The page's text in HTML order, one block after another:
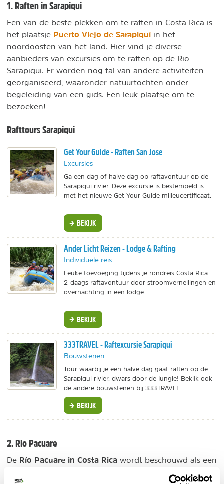
1. Raften in Sarapiqui
Een van de beste plekken om te raften in Costa Rica is
het plaatsje Puerto Viejo de Sarapiquíin het
noordoosten van het land. Hier vind je diverse
aanbieders van excursies om te raften op de Rio
Sarapiquí. Er worden nog tal van andere activiteiten
georganiseerd, waaronder natuurtochten onder
begeleiding van een gids. Een leuk plaatsje om te
bezoeken!
Rafttours Sarapiqui
Get Your Guide - Raften San Jose
Excursies
Ga een dag of halve dag op raftavontuur op de
Sarapiqui rivier. Deze excursie is bestempeld is
met het nieuwe Get Your Guide milieucertificaat.
BEKIJK
Ander Licht Reizen - Lodge & Rafting
Individuele reis
Leuke toevoeging tijdens je rondreis Costa Rica:
2-daags raftavontuur door stroomvernellingen en
overnachting in een lodge.
BEKIJK
333TRAVEL - Raftexcursie Sarapiqui
Bouwstenen
Tour waarbij je een halve dag gaat raften op de
Sarapiqui rivier, dwars door de jungle! Bekijk ook
de andere bouwstenen bij 333TRAVEL.
BEKIJK
2. Rio Pacuare
De Río Pacuare in Costa Rica wordt beschouwd als een